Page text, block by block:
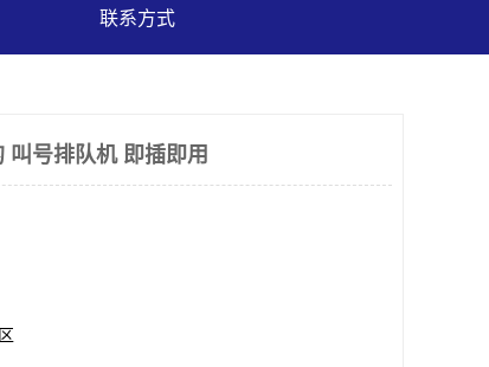
联系方式
叫号排队机 即插即用